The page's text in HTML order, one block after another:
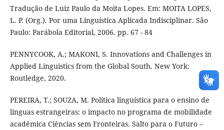
Tradução de Luiz Paulo da Moita Lopes. Em: MOITA LOPES,
L. P. (Org.). Por uma Linguística Aplicada Indisciplinar. São
Paulo: Parábola Editorial, 2006. pp. 67 - 84
PENNYCOOK, A.; MAKONI, S. Innovations and Challenges in
Applied Linguistics from the Global South. New York:
Routledge, 2020.
PEREIRA, T.; SOUZA, M. Política linguística para o ensino de
línguas estrangeiras: o impacto no programa de mobilidade
acadêmica Ciências sem Fronteiras. Salto para o Futuro –